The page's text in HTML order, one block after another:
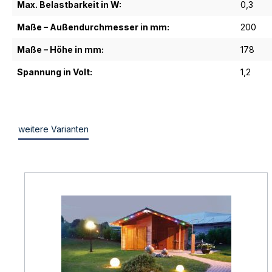
Max. Belastbarkeit in W: 0,3
Maße – Außendurchmesser in mm: 200
Maße – Höhe in mm: 178
Spannung in Volt: 1,2
weitere Varianten